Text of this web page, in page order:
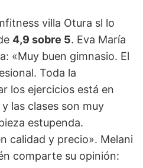
villa Otura sl lo
4,9 sobre 5. Eva María
«Muy buen gimnasio. El
Toda la
los ejercicios está en
las clases son muy
estupenda.
calidad y precio». Melani
comparte su opinión: